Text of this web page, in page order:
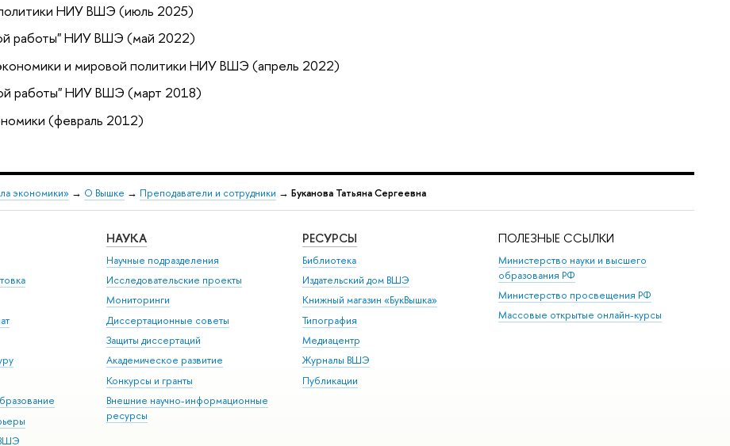
политики НИУ ВШЭ (июль 2025)
работы" НИУ ВШЭ (май 2022)
и мировой политики НИУ ВШЭ (апрель 2022)
работы" НИУ ВШЭ (март 2018)
(февраль 2012)
экономики» → О Вышке → Преподаватели и сотрудники → Буканова Татьяна Сергеевна
НАУКА
Научные подразделения
Исследовательские проекты
Мониторинги
Диссертационные советы
Защиты диссертаций
Академическое развитие
Конкурсы и гранты
Внешние научно-информационные
ресурсы
РЕСУРСЫ
Библиотека
Издательский дом ВШЭ
Книжный магазин «БукВышка»
Типография
Медиацентр
Журналы ВШЭ
Публикации
ПОЛЕЗНЫЕ ССЫЛКИ
Министерство науки и высшего
образования РФ
Министерство просвещения РФ
Массовые открытые онлайн-курсы